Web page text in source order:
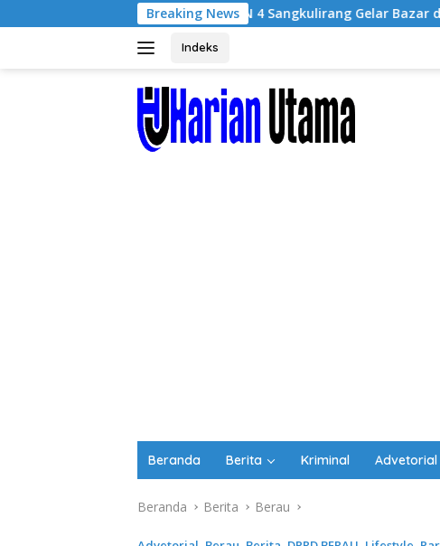
ke
Breaking News
SMPN 4 Sangkulirang Gelar Bazar dan Pentas
Indeks
Beranda Berita Kriminal Advetorial
Beranda Berita Berau